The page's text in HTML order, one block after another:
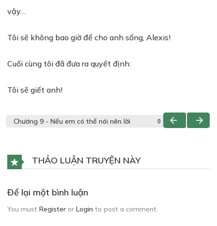
vậy…
Tôi sẽ không bao giờ để cho anh sống, Alexis!
Cuối cùng tôi đã đưa ra quyết định:
Tôi sẽ giết anh!
THẢO LUẬN TRUYỆN NÀY
Để lại một bình luận
You must Register or Login to post a comment.